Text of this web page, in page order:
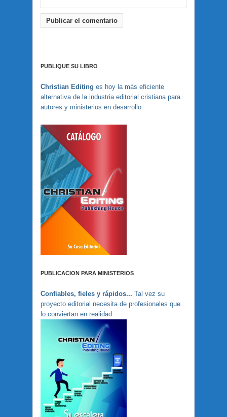
PUBLIQUE SU LIBRO
Christian Editing es hoy la más eficiente
alternativa de la industria editorial cristiana para
autores y ministerios en desarrollo.
PUBLICACION PARA MINISTERIOS
Confiables, fieles y rápidos... Tal vez su
proyecto editorial necesita de profesionales que
lo conviertan en realidad.